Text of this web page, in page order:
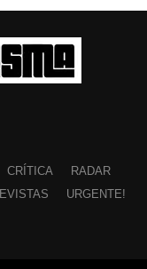
CRÍTICA
RADAR
URGENTE!